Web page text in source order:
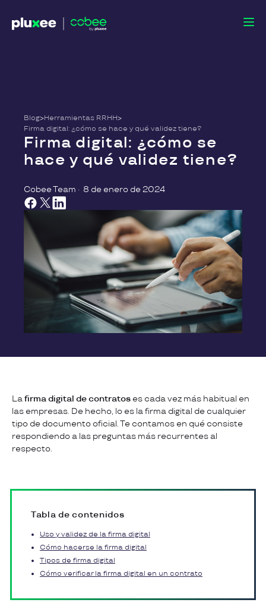
Firma digital: ¿cómo se
hace y qué validez tiene?
Cobee Team · 8 de enero de 2024
Blog>Herramientas RRHH>
Firma digital: ¿cómo se hace y qué validez tiene?
Lafirma digital de contratos es cada vez más habitual en
las empresas. De hecho, lo es la firma digital de cualquier
tipo de documento oficial. Te contamos en qué consiste
respondiendo a las preguntas más recurrentes al
respecto.
Tabla de contenidos
Uso y validez de la firma digital
Cómo hacerse la firma digital
Tipos de firma digital
Cómo verificar la firma digital en un contrato